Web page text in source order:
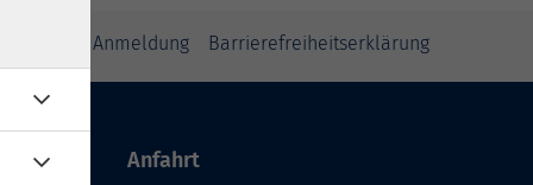
zur Anmeldung Barrierefreiheitserklärung
Anfahrt